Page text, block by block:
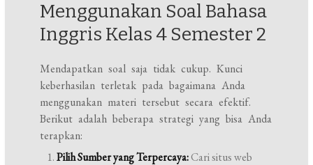
Menggunakan Soal Bahasa
Inggris Kelas 4 Semester 2
Mendapatkan soal saja tidak cukup. Kunci
keberhasilan terletak pada bagaimana Anda
menggunakan materi tersebut secara efektif.
Berikut adalah beberapa strategi yang bisa Anda
terapkan:
Pilih Sumber yang Terpercaya:Cari situs web